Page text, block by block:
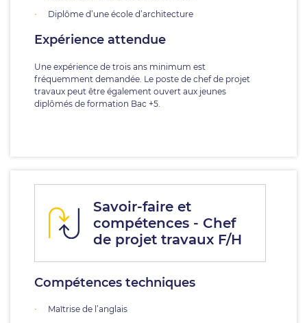
Diplôme d’une école d’architecture
Expérience attendue
Une expérience de trois ans minimum est
fréquemment demandée. Le poste de chef de projet
travaux peut être également ouvert aux jeunes
diplômés de formation Bac +5.
Savoir-faire et
compétences - Chef
de projet travaux F/H
Compétences techniques
Maîtrise de l’anglais